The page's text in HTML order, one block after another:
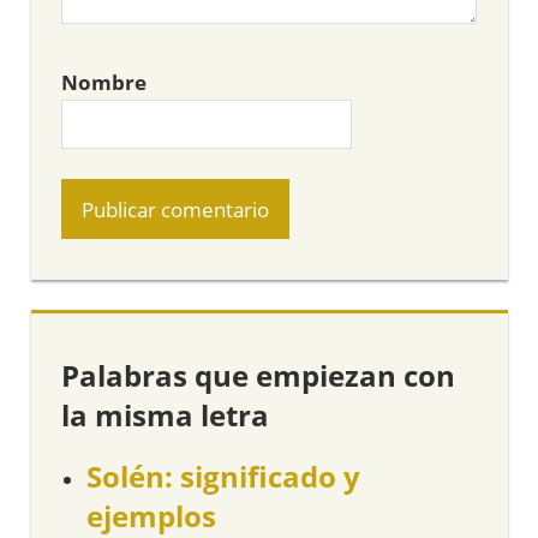
Nombre
Palabras que empiezan con
la misma letra
Solén: significado y
ejemplos